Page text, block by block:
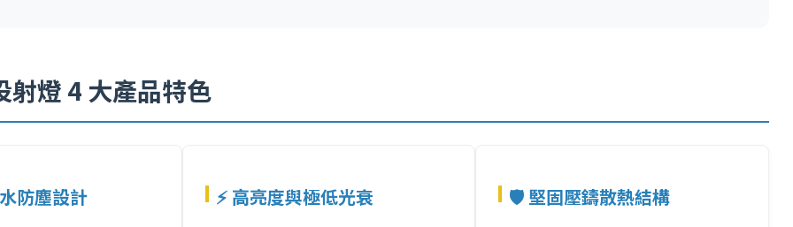
射燈 4 大產品特色
防塵設計 ⚡ 高亮度與極低光衰 🛡️ 堅固壓鑄散熱結構